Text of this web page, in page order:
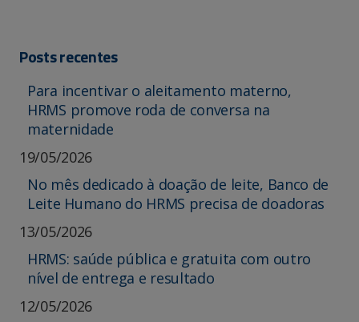
Posts recentes
Para incentivar o aleitamento materno,
HRMS promove roda de conversa na
maternidade
19/05/2026
No mês dedicado à doação de leite, Banco de
Leite Humano do HRMS precisa de doadoras
13/05/2026
HRMS: saúde pública e gratuita com outro
nível de entrega e resultado
12/05/2026